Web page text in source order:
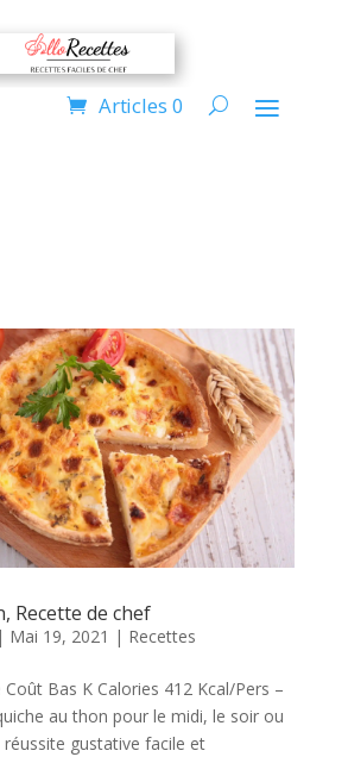
Articles 0
Recette de chef
| Mai 19, 2021 | Recettes
Bas K Calories 412 Kcal/Pers –
au thon pour le midi, le soir ou
réussite gustative facile et